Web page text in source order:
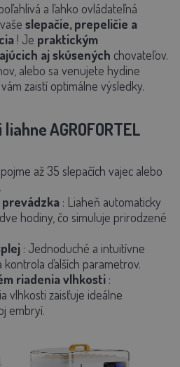
a ľahko ovládateľná
slepačie, prepeličie a
! Je praktickým
aj skúsených chovateľov.
alebo sa venujete hydine
zaistí optimálne výsledky.
liahneAGROFORTEL
pojme až 35 slepačích vajec alebo
: Liaheň automaticky
hodiny, čo simuluje prirodzené
: Jednoduché a intuitívne
ďalších parametrov.
riadenia vlhkosti :
vlhkosti zaisťuje ideálne
embryí.